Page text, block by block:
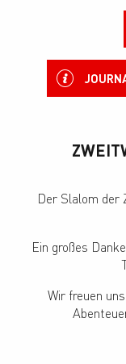
Der Slalom der
Ein großes
Wir freuen